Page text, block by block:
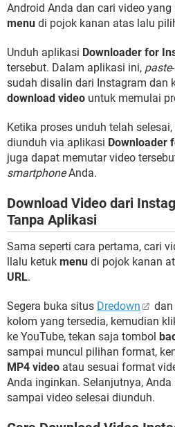
Android Anda dan cari video
menu di pojok kanan atas lalu
Unduh aplikasi Downloader for
tersebut. Dalam aplikasi ini, paste
sudah disalin dari Instagram dan
download video untuk memulai
Ketika proses unduh telah
diunduh via aplikasi Downloader
juga dapat memutar video
smartphoneAnda.
Download Video dari
Tanpa Aplikasi
Sama seperti cara pertama, cari
llalu ketuk menu di pojok kanan
URL.
Segera buka situs Dredown
dan
kolom yang tersedia, kemudian
ke YouTube, tekan saja tombol
sampai muncul pilihan format,
MP4 video atau sesuai format
Anda inginkan. Selanjutnya,
sampai video selesai diunduh.